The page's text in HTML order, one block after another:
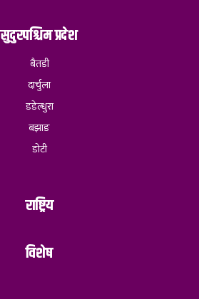
सुदुरपश्चिम प्रदेश
बैतडी
दार्चुला
डडेल्धुरा
बझाङ
डोटी
राष्ट्रिय
विशेष